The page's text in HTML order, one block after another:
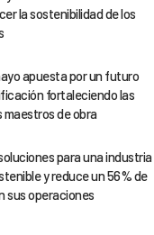
la sostenibilidad de los
apuesta por un futuro
fortaleciendo las
maestros de obra
para una industria
y reduce un 56% de
sus operaciones